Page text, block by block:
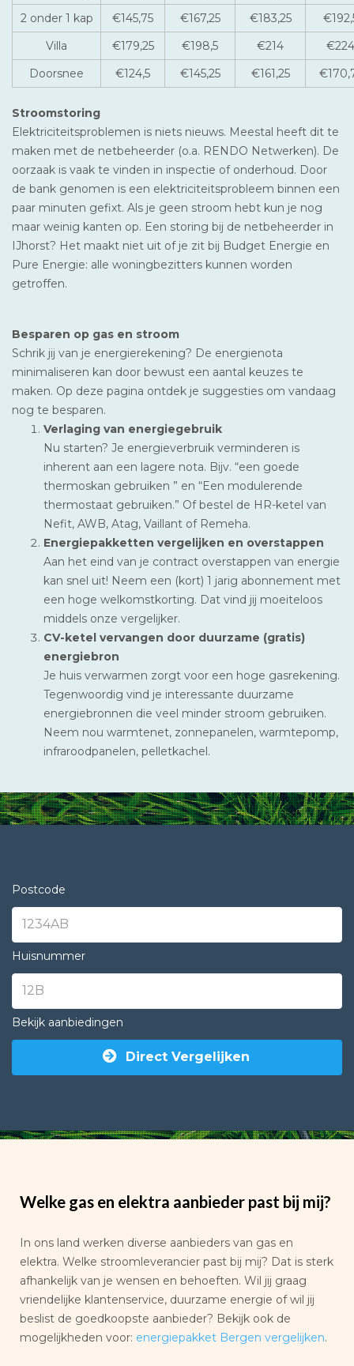
2 onder 1 kap
€145,75 €167,25 €183,25
Villa
€179,25 €198,5 €214
€224
Doorsnee
€124,5 €145,25 €161,25
Stroomstoring
Elektriciteitsproblemen is niets nieuws. Meestal heeft dit te
maken met de netbeheerder (o.a. RENDO Netwerken). De
oorzaak is vaak te vinden in inspectie of onderhoud. Door
de bank genomen is een elektriciteitsprobleem binnen een
paar minuten gefixt. Als je geen stroom hebt kun je nog
maar weinig kanten op. Een storing bij de netbeheerder in
IJhorst? Het maakt niet uit of je zit bij Budget Energie en
Pure Energie: alle woningbezitters kunnen worden
getroffen.
Besparen op gas en stroom
Schrik jij van je energierekening? De energienota
minimaliseren kan door bewust een aantal keuzes te
maken. Op deze pagina ontdek je suggesties om vandaag
nog te besparen.
Verlaging van energiegebruik
Nu starten? Je energieverbruik verminderen is
inherent aan een lagere nota. Bijv. “een goede
thermoskan gebruiken ” en “Een modulerende
thermostaat gebruiken.” Of bestel de HR-ketel van
Nefit, AWB, Atag, Vaillant of Remeha.
Energiepakketten vergelijken en overstappen
Aan het eind van je contract overstappen van energie
kan snel uit! Neem een (kort) 1 jarig abonnement met
een hoge welkomstkorting. Dat vind jij moeiteloos
middels onze vergelijker.
CV-ketel vervangen door duurzame (gratis)
energiebron
Je huis verwarmen zorgt voor een hoge gasrekening.
Tegenwoordig vind je interessante duurzame
energiebronnen die veel minder stroom gebruiken.
Neem nou warmtenet, zonnepanelen, warmtepomp,
infraroodpanelen, pelletkachel.
Postcode
Huisnummer
Bekijk aanbiedingen
Direct Vergelijken
Welke gas en elektra aanbieder past bij mij?
In ons land werken diverse aanbieders van gas en
elektra. Welke stroomleverancier past bij mij? Dat is sterk
afhankelijk van je wensen en behoeften. Wil jij graag
vriendelijke klantenservice, duurzame energie of wil jij
beslist de goedkoopste aanbieder? Bekijk ook de
mogelijkheden voor: energiepakket Bergen vergelijken.